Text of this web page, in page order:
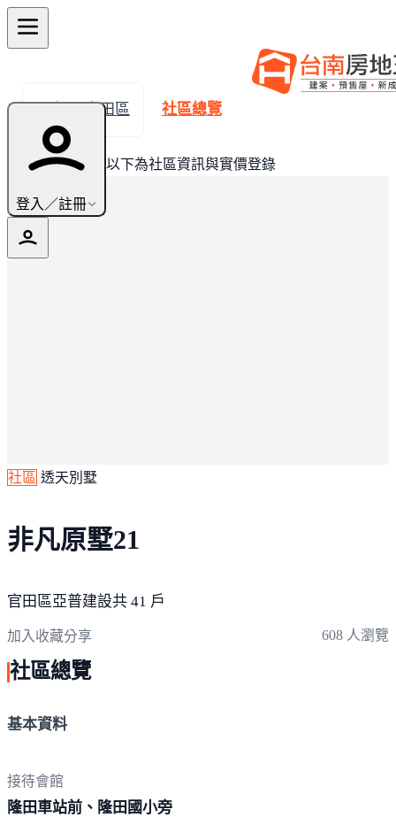
登入／註冊
← 返回官田區 社區總覽
此建案已完銷，以下為社區資訊與實價登錄
社區 透天別墅
非凡原墅21
官田區亞普建設共 41 戶
加入收藏分享 608 人瀏覽
社區總覽
基本資料
接待會館
隆田車站前、隆田 國小旁